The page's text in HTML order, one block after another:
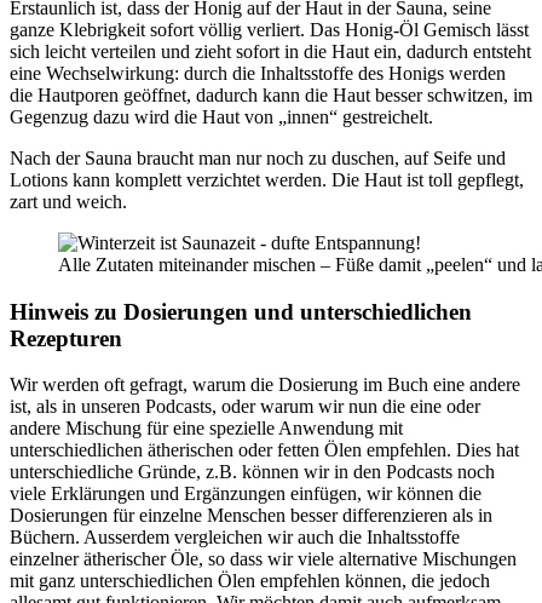
Erstaunlich ist, dass der Honig auf der Haut in der Sauna, seine
ganze Klebrigkeit sofort völlig verliert. Das Honig-Öl Gemisch lässt
sich leicht verteilen und zieht sofort in die Haut ein, dadurch entsteht
eine Wechselwirkung: durch die Inhaltsstoffe des Honigs werden
die Hautporen geöffnet, dadurch kann die Haut besser schwitzen, im
Gegenzug dazu wird die Haut von „innen“ gestreichelt.
Nach der Sauna braucht man nur noch zu duschen, auf Seife und
Lotions kann komplett verzichtet werden. Die Haut ist toll gepflegt,
zart und weich.
Alle Zutaten miteinander mischen – Füße damit „peelen“
Hinweis zu Dosierungen und unterschiedlichen
Rezepturen
Wir werden oft gefragt, warum die Dosierung im Buch eine andere
ist, als in unseren Podcasts, oder warum wir nun die eine oder
andere Mischung für eine spezielle Anwendung mit
unterschiedlichen ätherischen oder fetten Ölen empfehlen. Dies hat
unterschiedliche Gründe, z.B. können wir in den Podcasts noch
viele Erklärungen und Ergänzungen einfügen, wir können die
Dosierungen für einzelne Menschen besser differenzieren als in
Büchern. Ausserdem vergleichen wir auch die Inhaltsstoffe
einzelner ätherischer Öle, so dass wir viele alternative Mischungen
mit ganz unterschiedlichen Ölen empfehlen können, die jedoch